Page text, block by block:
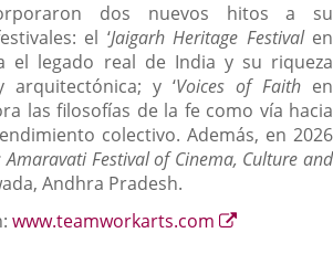
dos nuevos hitos a su
el ‘Jaigarh Heritage Festivalen
el legado real de India y su riqueza
arquitectónica; y ‘Voices of Faith en
las filosofías de la fe como vía hacia
colectivo. Además, en 2026
Amaravati Festival of Cinema, Culture and
Andhra Pradesh.
www.teamworkarts.com
Enlace